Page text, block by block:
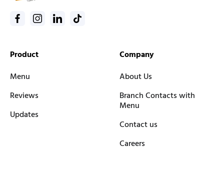
Product
Menu
Reviews
Updates
Company
About Us
Branch Contacts with
Menu
Contact us
Careers